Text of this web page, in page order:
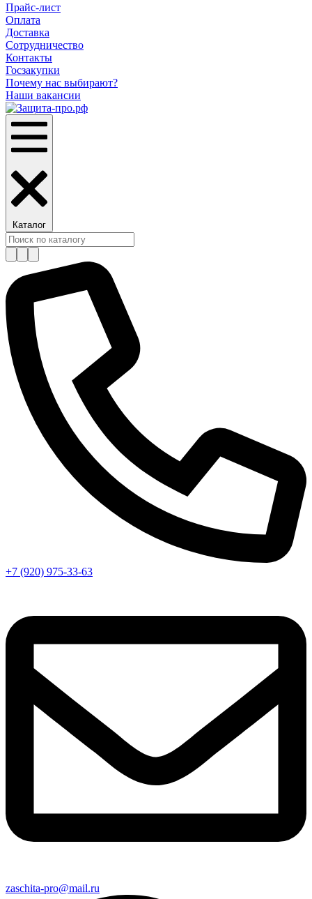
Прайс-лист
Оплата
Доставка
Сотрудничество
Контакты
Госзакупки
Почему нас выбирают?
Наши вакансии
Каталог
+7 (920) 975-33-63
zaschita-pro@mail.ru